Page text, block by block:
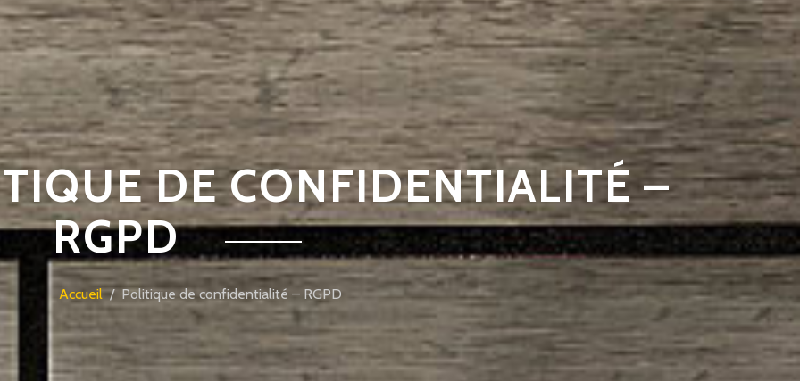
DE CONFIDENTIALITÉ –
RGPD
Accueil/ Politique de confidentialité – RGPD